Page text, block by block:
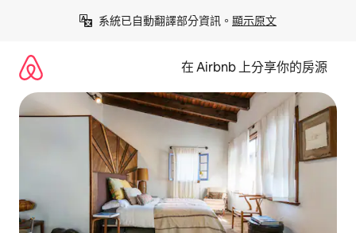
系統已自動翻譯部分資訊。 顯示原文
在 Airbnb 上分享你的房源